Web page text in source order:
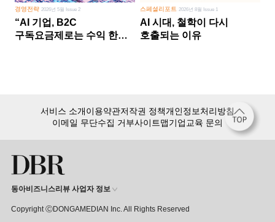
경영전략 2026년 5월 Issue 2
“AI 기업, B2C
구독요금제로는 수익 한계
스페셜리포트 2026년 8월 Issue 1
AI 시대, 철학이 다시
호출되는 이유
서비스 소개이용약관저작권 정책개인정보처리방침
이메일 무단수집 거부사이트맵기업교육 문의
동아비즈니스리뷰 사업자 정보
Copyright ⒸDONGAMEDIAN Inc. All Rights Reserved